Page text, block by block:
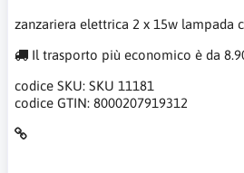
zanzariera elettrica 2 x 15w lampada
Il trasporto più economico è da
codice SKU: SKU 11181
codice GTIN: 8000207919312